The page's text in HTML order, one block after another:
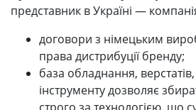
представник в Україні —
договори з німецьким
права дистрибуції бренду;
база обладнання,
інструменту дозволяє